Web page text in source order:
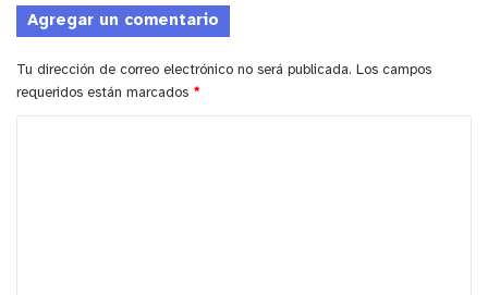
Agregar un comentario
Tu dirección de correo electrónico no será publicada. Los campos
requeridos están marcados *